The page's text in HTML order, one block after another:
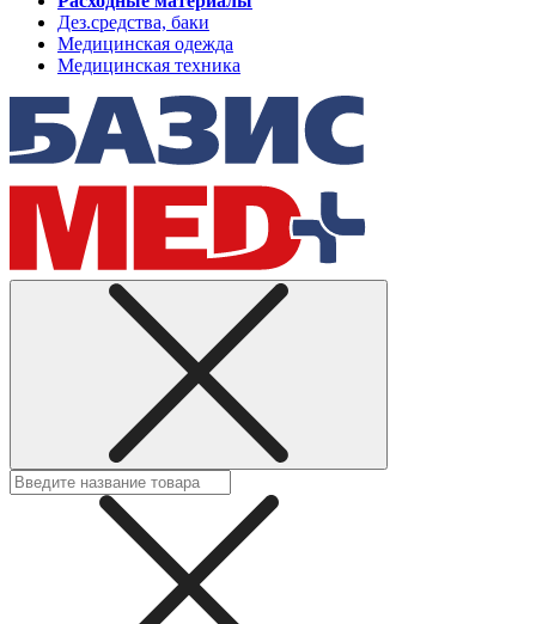
Дез.средства, баки
Медицинская одежда
Медицинская техника